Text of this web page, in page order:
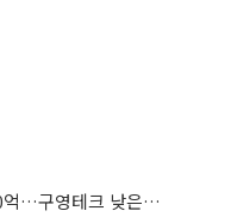
매출 4000억대에 시총은 겨우 500억…구영테크 낮은 몸값에 저가 승계 마무리